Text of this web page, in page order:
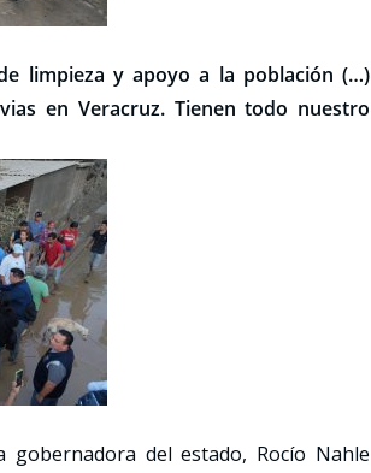
limpieza y apoyo a la población (…)
en Veracruz. Tienen todo nuestro
del estado, Rocío Nahle